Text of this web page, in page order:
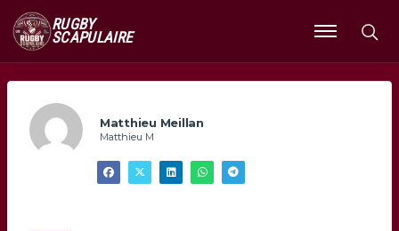
RUGBY
SCAPULAIRE
Ouvrir
le
Matthieu Meillan
Matthieu M